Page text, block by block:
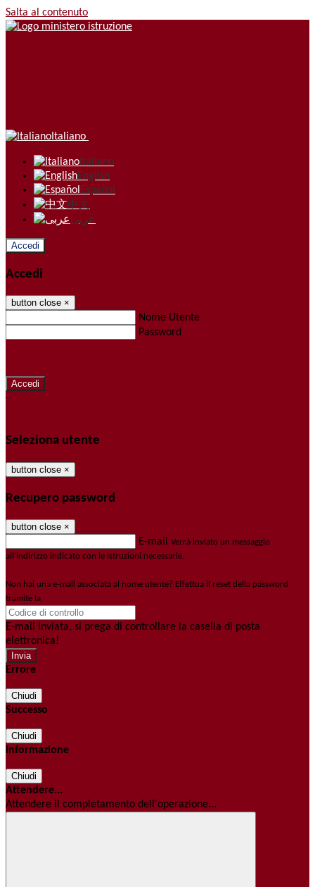
Salta al contenuto
Italiano
Italiano
English
Español
中文
عربى
Accedi
Accedi
button close ×
Nome Utente
Password
-
Seleziona utente
button close ×
Recupero password
button close ×
E-mail Verrà inviato un messaggio
all'indirizzo indicato con le istruzioni necessarie.
Non hai una e-mail associata al nome utente? Effettua il reset della password
tramite la
E-mail inviata, si prega di controllare la casella di posta
elettronica!
Errore
Chiudi
Successo
Chiudi
Informazione
Chiudi
Attendere...
Attendere il completamento dell'operazione...